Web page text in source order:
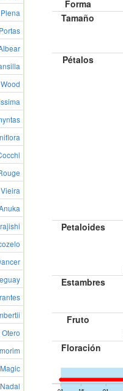
Forma
Tamaño
Pétalos
Petaloides
Estambres
Fruto
Floración